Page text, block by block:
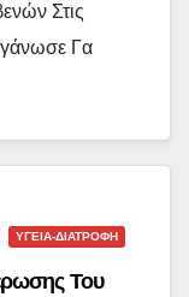
Στις
Γα
ΥΓΕΙΑ-ΔΙΑΤΡΟΦΗ
Του